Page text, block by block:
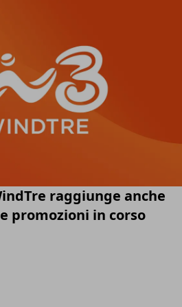
raggiunge anche
promozioni in corso